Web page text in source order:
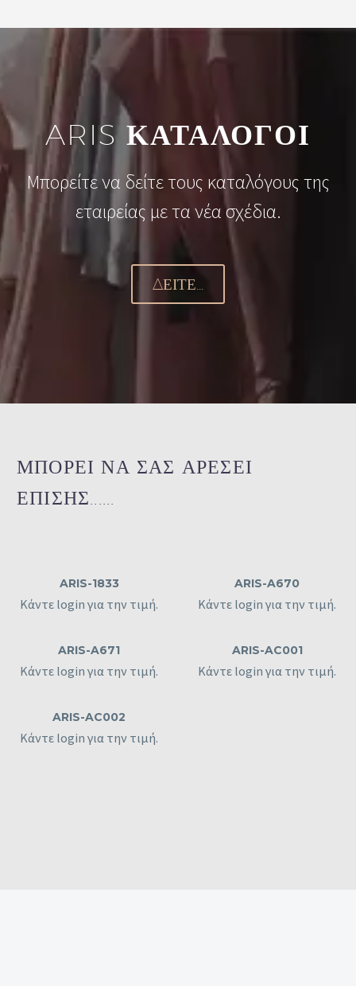
ARISΚΑΤΑΛΟΓΟΙ
Μπορείτε να δείτε τους καταλόγους της
εταιρείας με τα νέα σχέδια.
ΔΕΊΤΕ...
ΜΠΟΡΕΙ ΝΑ ΣΑΣ ΑΡΕΣΕΙ
ΕΠΙΣΗΣ......
ARIS-1833
Κάντε login για την τιμή.
ARIS-A670
Κάντε login για την τιμή.
ARIS-A671
Κάντε login για την τιμή.
ARIS-AC001
Κάντε login για την τιμή.
ARIS-AC002
Κάντε login για την τιμή.